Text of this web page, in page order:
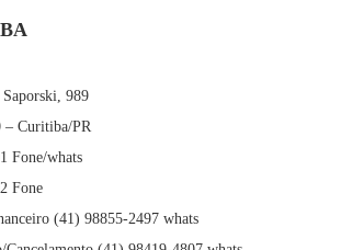
Saporski, 989
– Curitiba/PR
Fone/whats
Fone
(41) 98855-2497 whats